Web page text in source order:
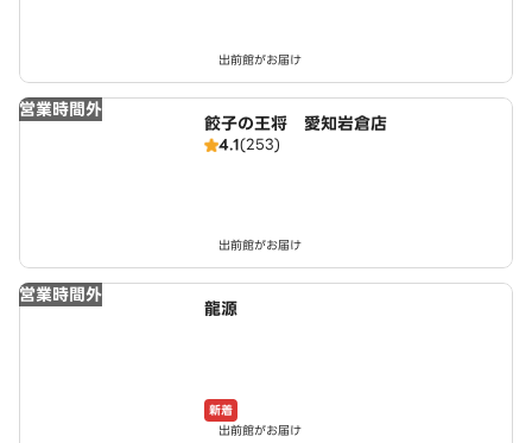
出前館がお届け
営業時間外
餃子の王将 愛知岩倉店
4.1(253)
出前館がお届け
営業時間外
龍源
新着
出前館がお届け